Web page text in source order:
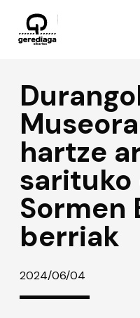
hartze
sarituko
Sormen
berriak
2024/06/04